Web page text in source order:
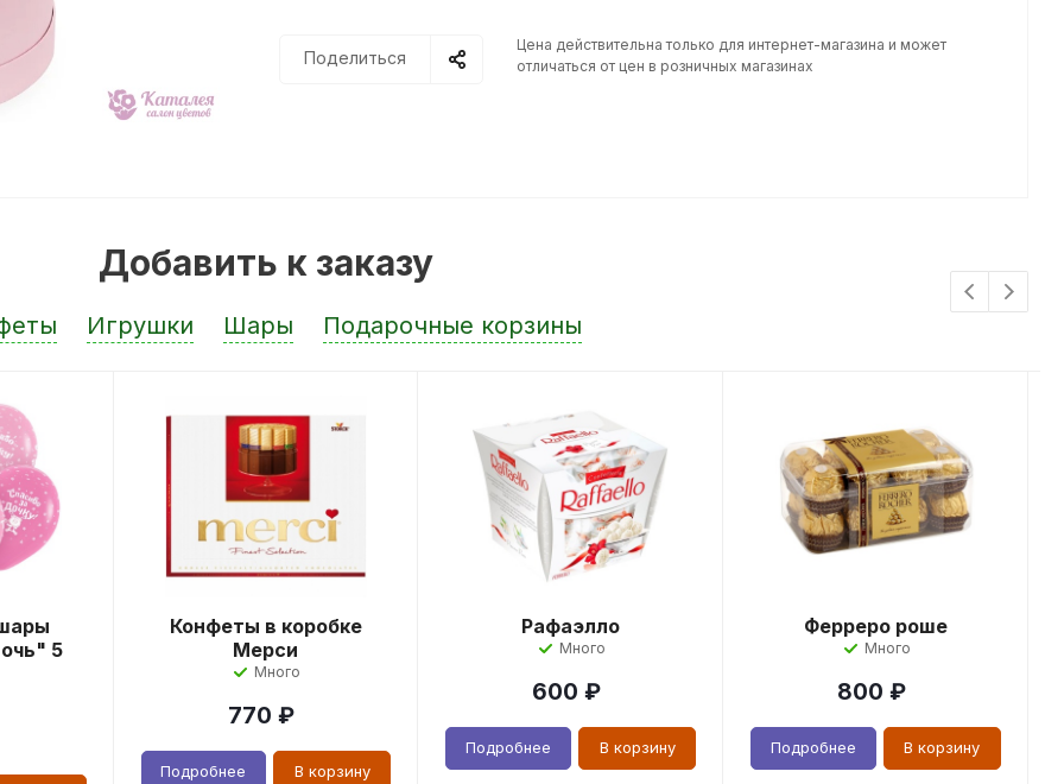
Поделиться
Цена действительна только для интернет-магазина и может
отличаться от цен в розничных магазинах
Добавить к заказу
Игрушки Шары Подарочные корзины
5
Конфеты в коробке
Мерси
Много
770 ₽
Подробнее В корзину
Рафаэлло
Много
600 ₽
Подробнее В корзину
Ферреро роше
Много
800 ₽
Подробнее В корзину